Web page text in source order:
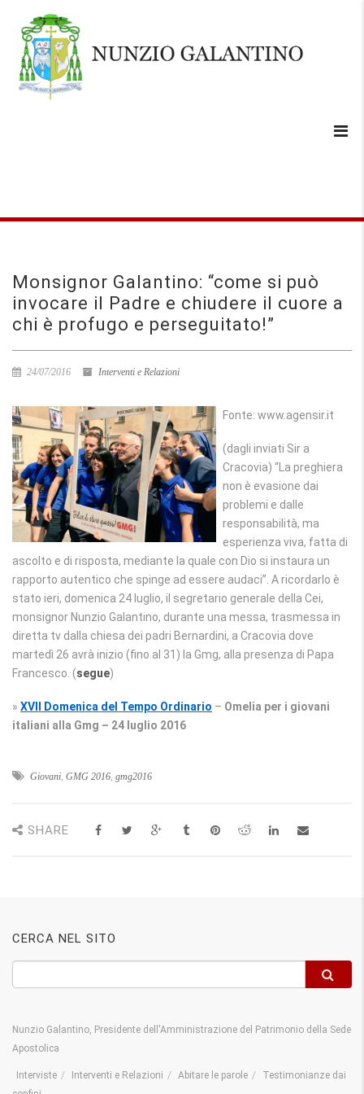
Monsignor Galantino: “come si può
invocare il Padre e chiudere il cuore a
chi è profugo e perseguitato!”
24/07/2016 Interventi e Relazioni
Fonte: www.agensir.it
(dagli inviati Sir a
Cracovia) “La preghiera
non è evasione dai
problemi e dalle
responsabilità, ma
esperienza viva, fatta di
ascolto e di risposta, mediante la quale con Dio si instaura un
rapporto autentico che spinge ad essere audaci”. A ricordarlo è
stato ieri, domenica 24 luglio, il segretario generale della Cei,
monsignor Nunzio Galantino, durante una messa, trasmessa in
diretta tv dalla chiesa dei padri Bernardini, a Cracovia dove
martedì 26 avrà inizio (fino al 31) la Gmg, alla presenza di Papa
Francesco. (segue)
» XVII Domenica del Tempo Ordinario – Omelia per i giovani
italiani alla Gmg – 24 luglio 2016
Giovani, GMG 2016, gmg2016
SHARE
CERCA NEL SITO
Nunzio Galantino, Presidente dell'Amministrazione del Patrimonio della Sede
Apostolica
Interviste Interventi e Relazioni Abitare le parole
Testimonianze dai